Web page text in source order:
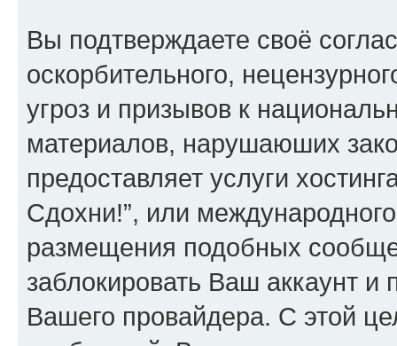
Вы подтверждаете своё
оскорбительного,
угроз и призывов к
материалов, нарушаюших
предоставляет услуги
Сдохни!”, или
размещения подобных
заблокировать Ваш аккаунт и
Вашего провайдера. С этой